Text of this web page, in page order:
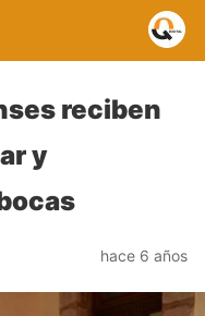
reciben
y
hace 6 años